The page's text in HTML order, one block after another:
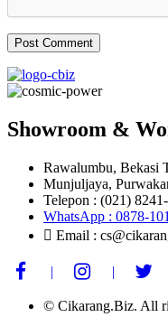
Showroom &
Rawalumbu, Bekasi
Munjuljaya,
Telepon : (021)
WhatsApp : 0878-
Email :
© Cikarang.Biz. All